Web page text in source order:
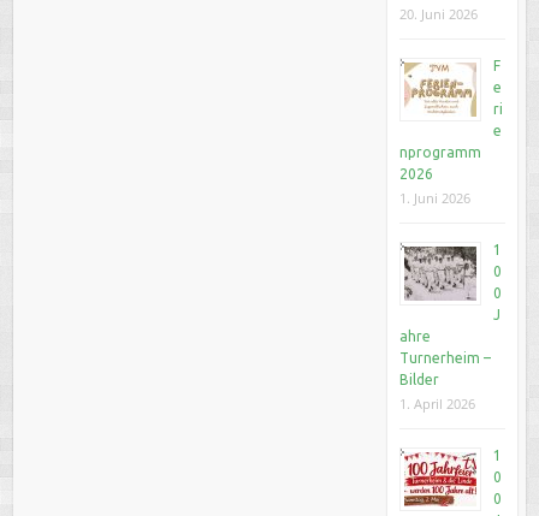
20. Juni 2026
F
e
ri
e
nprogramm
2026
1. Juni 2026
1
0
0
J
ahre
Turnerheim –
Bilder
1. April 2026
1
0
0